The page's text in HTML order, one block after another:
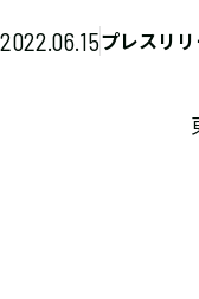
2022.06.15プレスリ